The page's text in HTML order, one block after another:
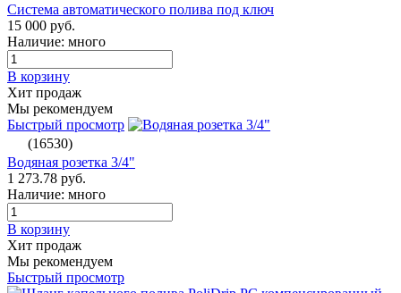
Система автоматического полива под ключ
15 000 руб.
Наличие: много
В корзину
Хит продаж
Мы рекомендуем
Быстрый просмотр
(16530)
Водяная розетка 3/4"
1 273.78 руб.
Наличие: много
В корзину
Хит продаж
Мы рекомендуем
Быстрый просмотр